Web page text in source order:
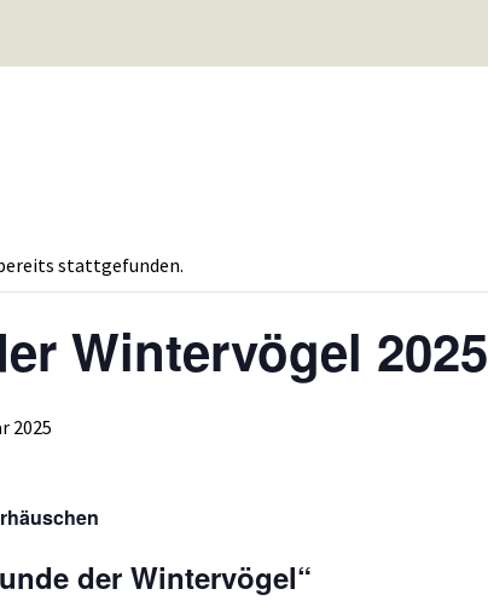
stattgefunden.
Wintervögel 2025
2025
der Wintervögel“